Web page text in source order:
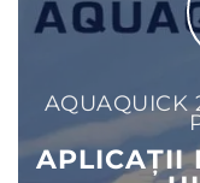
AQUAQUICK
APLICAȚII